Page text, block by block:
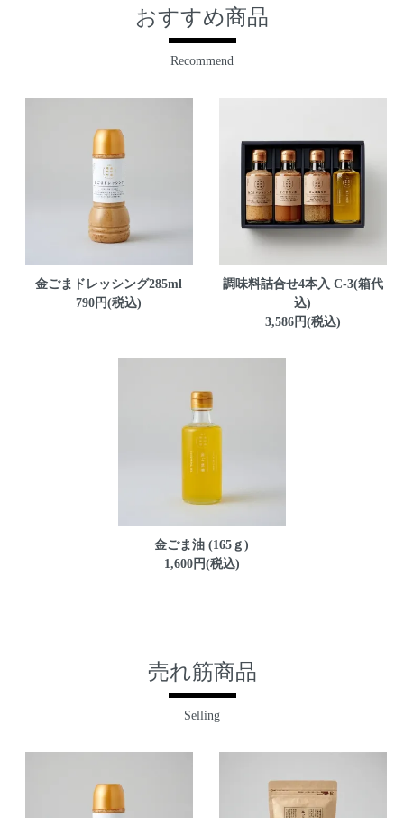
おすすめ商品
Recommend
金ごまドレッシング285ml
790円(税込)
調味料詰合せ4本入 C-3(箱代
込)
3,586円(税込)
金ごま油 (165ｇ)
1,600円(税込)
売れ筋商品
Selling